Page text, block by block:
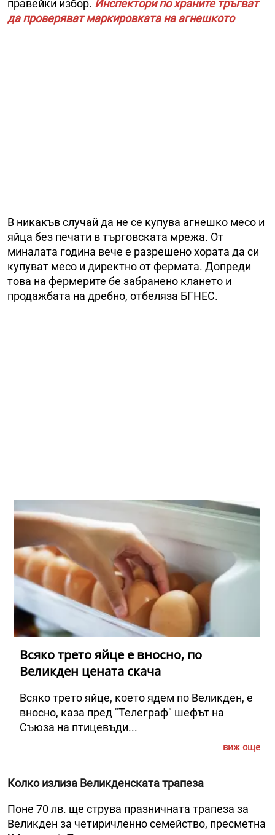
правейки избор. Инспектори по храните тръгват
да проверяват маркировката на агнешкото
В никакъв случай да не се купува агнешко месо и
яйца без печати в търговската мрежа. От
миналата година вече е разрешено хората да си
купуват месо и директно от фермата. Допреди
това на фермерите бе забранено клането и
продажбата на дребно, отбеляза БГНЕС.
Всяко трето яйце е вносно, по
Великден цената скача
Всяко трето яйце, което ядем по Великден, е
вносно, каза пред "Телеграф" шефът на
Съюза на птицевъди...
виж още
Колко излиза Великденската трапеза
Поне 70 лв. ще струва празничната трапеза за
Великден за четиричленно семейство, пресметна